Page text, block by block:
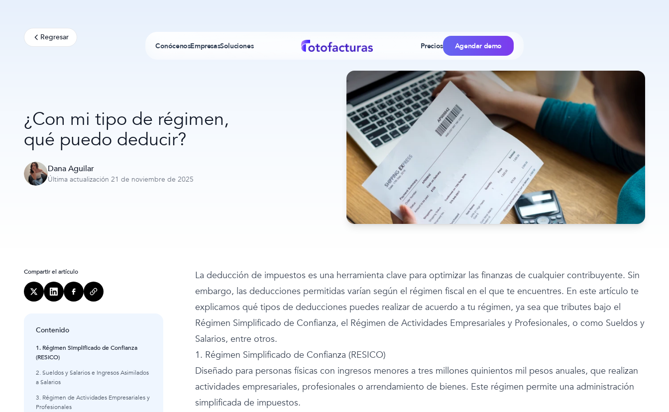
ConócenosEmpresasSoluciones Precios Agendar demo
Regresar
¿Con mi tipo de régimen,
qué puedo deducir?
Dana Aguilar
Última actualización 21 de noviembre de 2025
Compartir el artículo
Contenido
1. Régimen Simplificado de Confianza
(RESICO)
2. Sueldos y Salarios e Ingresos Asimilados
a Salarios
3. Régimen de Actividades Empresariales y
Profesionales
La deducción de impuestos es una herramienta clave para optimizar las finanzas de cualquier contribuyente. Sin
embargo, las deducciones permitidas varían según el régimen fiscal en el que te encuentres. En este artículo te
explicamos qué tipos de deducciones puedes realizar de acuerdo a tu régimen, ya sea que tributes bajo el
Régimen Simplificado de Confianza, el Régimen de Actividades Empresariales y Profesionales, o como Sueldos y
Salarios, entre otros.
1. Régimen Simplificado de Confianza (RESICO)
Diseñado para personas físicas con ingresos menores a tres millones quinientos mil pesos anuales, que realizan
actividades empresariales, profesionales o arrendamiento de bienes. Este régimen permite una administración
simplificada de impuestos.